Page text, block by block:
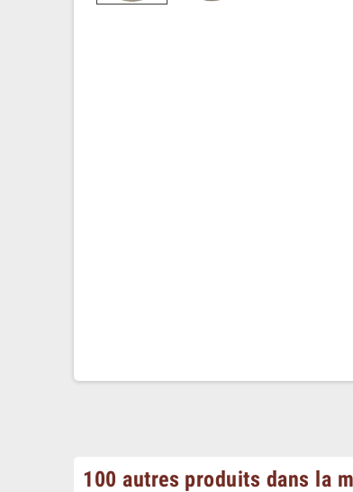
100 autres produits dans la